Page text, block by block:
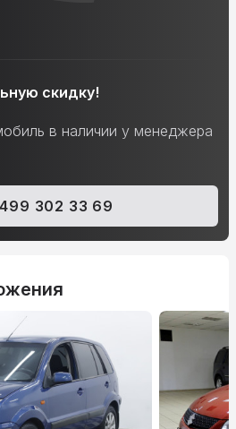
скидку!
в наличии у менеджера
302 33 69